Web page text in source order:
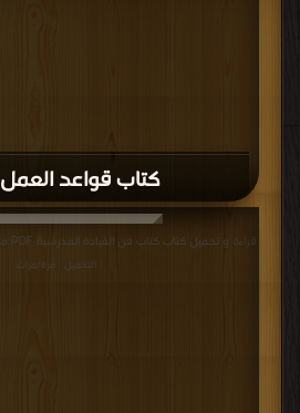
كتاب قواعد العمل PDF
قراءة و تحميل كتاب كتاب فن القيادة المدرسية PDF مجانا | مكتبة >
| التحميل : مرة/مرات